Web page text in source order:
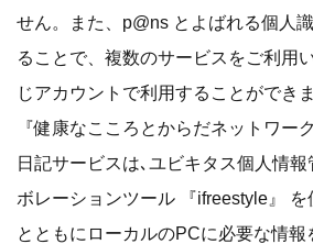
せん。また、p@ns とよばれる個人
ることで、複数のサービスをご利用
じアカウントで利用することができ
『健康なこころとからだネットワー
日記サービスは､ユビキタス個人情
ボレーションツール 『ifreestyle』
とともにローカルのPCに必要な情